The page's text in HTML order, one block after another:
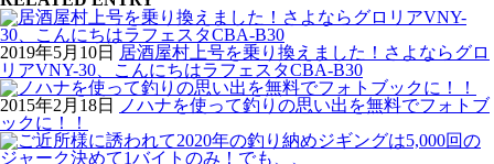
2019年5月10日 居酒屋村上号を乗り換えました！さよならグロ
リアVNY-30、こんにちはラフェスタCBA-B30
2015年2月18日
ノハナを使って釣りの思い出を無料でフォトブ
ックに！！